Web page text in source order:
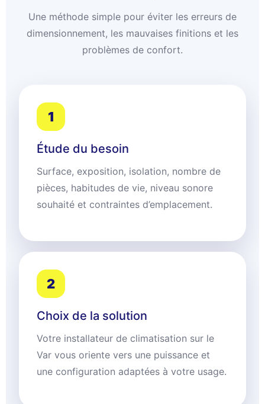
Une méthode simple pour éviter les erreurs de
dimensionnement, les mauvaises finitions et les
problèmes de confort.
1
Étude du besoin
Surface, exposition, isolation, nombre de
pièces, habitudes de vie, niveau sonore
souhaité et contraintes d’emplacement.
2
Choix de la solution
Votre installateur de climatisation sur le
Var vous oriente vers une puissance et
une configuration adaptées à votre usage.